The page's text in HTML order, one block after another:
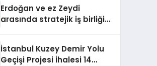
Erdoğan ve ez Zeydi
arasında stratejik iş birliği
İstanbul Kuzey Demir Yolu
Geçişi Projesi İhalesi 14